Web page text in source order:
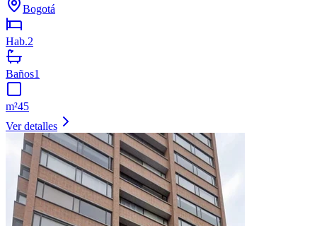
Bogotá
Hab.2
Baños1
m²45
Ver detalles